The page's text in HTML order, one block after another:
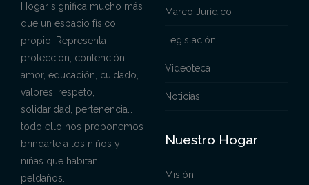
Hogar significa mucho más
que un espacio físico
propio. Representa
protección, contención,
amor, educación, cuidado,
valores, respeto,
solidaridad, pertenencia…
todo ello nos proponemos
brindarle a los niños y
niñas que habitan
peldaños.
Marco Jurídico
Legislación
Videoteca
Noticias
Nuestro Hogar
Misión